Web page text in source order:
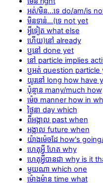
អត់/មិន...ទេ do/am/is
មិនទាន់...(ទេ not yet
អ្វីទៀត what else
ហើយ)នៅ already
ឬនៅ done yet
នៅ particle implies
ឬអត់ question particle
យូរនៅ long how have
ប៉ុន្មាន many/much how
ម៉េច manner how in
ថ្ងៃនា day which
ពីអង្កាល past when
អង្កាល future when
យ៉ាងម៉េចដែ how's
ហេតុអ្វី ហែត why
ហេតុអ្វីបានជា why is it
មួយណា which one
ម៉ោងម៉ាន time what